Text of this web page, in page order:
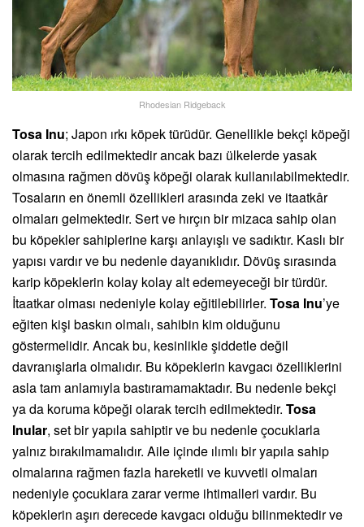
Rhodesian Ridgeback
Tosa Inu; Japon ırkı köpek türüdür. Genellikle bekçi köpeği
olarak tercih edilmektedir ancak bazı ülkelerde yasak
olmasına rağmen dövüş köpeği olarak kullanılabilmektedir.
Tosaların en önemli özellikleri arasında zeki ve itaatkâr
olmaları gelmektedir. Sert ve hırçın bir mizaca sahip olan
bu köpekler sahiplerine karşı anlayışlı ve sadıktır. Kaslı bir
yapısı vardır ve bu nedenle dayanıklıdır. Dövüş sırasında
karip köpeklerin kolay kolay alt edemeyeceği bir türdür.
İtaatkar olması nedeniyle kolay eğitilebilirler. Tosa Inu’ye
eğiten kişi baskın olmalı, sahibin kim olduğunu
göstermelidir. Ancak bu, kesinlikle şiddetle değil
davranışlarla olmalıdır. Bu köpeklerin kavgacı özelliklerini
asla tam anlamıyla bastıramamaktadır. Bu nedenle bekçi
ya da koruma köpeği olarak tercih edilmektedir. Tosa
Inular, set bir yapıla sahiptir ve bu nedenle çocuklarla
yalnız bırakılmamalıdır. Aile içinde ılımlı bir yapıla sahip
olmalarına rağmen fazla hareketli ve kuvvetli olmaları
nedeniyle çocuklara zarar verme ihtimalleri vardır. Bu
köpeklerin aşırı derecede kavgacı olduğu bilinmektedir ve